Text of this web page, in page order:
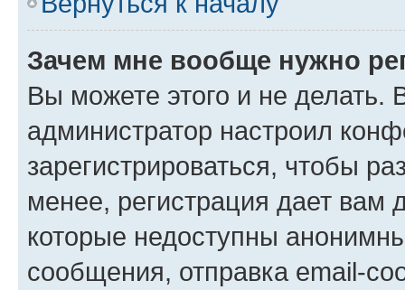
Зачем мне вообще нужно
Вы можете этого и не делать.
администратор настроил
зарегистрироваться, чтобы
менее, регистрация дает вам
которые недоступны
сообщения, отправка email-